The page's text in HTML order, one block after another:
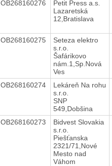
OB268160276
Petit Press a.s.
Lazaretská
12,Bratislava
OB268160275
Seteza elektro
s.r.o.
Šafárikovo
nám.1,Sp.Nová
Ves
OB268160274
Lekáreň Na rohu
s.r.o.
SNP
549,Dobšina
OB268160273
Bidvest Slovakia
s.r.o.
Piešťanska
2321/71,Nové
Mesto nad
Váhom